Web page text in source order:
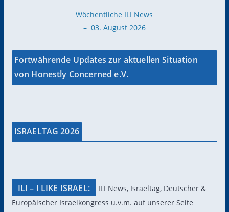
Wöchentliche ILI News
– 03. August 2026
Fortwährende Updates zur aktuellen Situation
von Honestly Concerned e.V.
ISRAELTAG 2026
ILI – I LIKE ISRAEL:
ILI News, Israeltag, Deutscher &
Europäischer Israelkongress u.v.m. auf unserer Seite